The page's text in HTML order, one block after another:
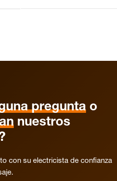
pregunta o
nuestros
con su electricista de confianza